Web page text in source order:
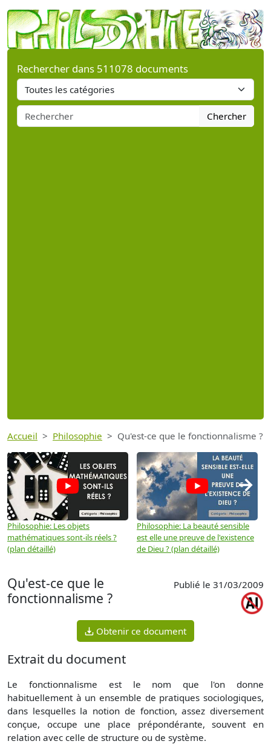
Rechercher dans 511078 documents
Chercher
Accueil Philosophie Qu'est-ce que le fonctionnalisme ?
Philosophie: Les objets
mathématiques sont-ils réels ?
(plan détaillé)
Philosophie: La beauté sensible
est elle une preuve de l'existence
de Dieu ? (plan détaillé)
→
Qu'est-ce que le
fonctionnalisme ?
Publié le 31/03/2009
Obtenir ce document
Extrait du document
Le fonctionnalisme est le nom que l'on donne
habituellement à un ensemble de pratiques sociologiques,
dans lesquelles la notion de fonction, assez diversement
conçue, occupe une place prépondérante, souvent en
relation avec celle de structure ou de système.